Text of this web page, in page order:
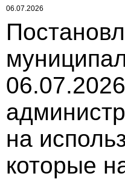
06.07.2026
на
которые